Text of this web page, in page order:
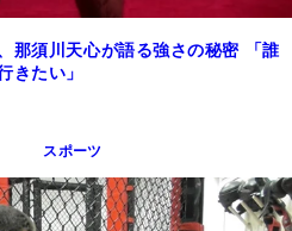
那須川天心が語る強さの秘密 「誰
きたい」
スポーツ